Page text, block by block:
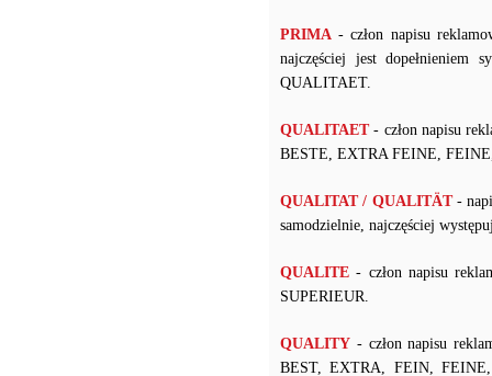
PRIMA - człon napisu
najczęściej jest
QUALITAET.
QUALITAET- człon napisu
BESTE, EXTRA FEINE,
QUALITAT / QUALITÄT-
samodzielnie, najczęściej
QUALITE - człon napisu
SUPERIEUR.
QUALITY - człon napisu
BEST, EXTRA, FEIN,